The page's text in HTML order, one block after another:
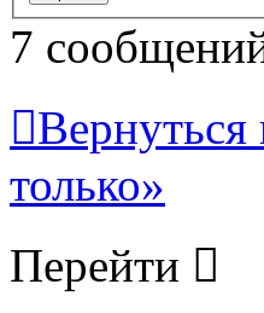
7
Вернуться
только»
Перейти